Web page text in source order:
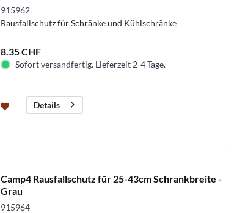
915962
Rausfallschutz für Schränke und Kühlschränke
8.35 CHF
Sofort versandfertig. Lieferzeit 2-4 Tage.
Details
Camp4 Rausfallschutz für 25-43cm Schrankbreite -
Grau
915964